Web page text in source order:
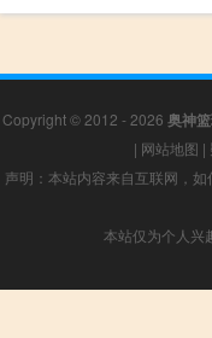
Copyright © 2012 - 2026 奥神
| 网站地图 |
声明：本站内容来自互联网，
本站仅为个人兴